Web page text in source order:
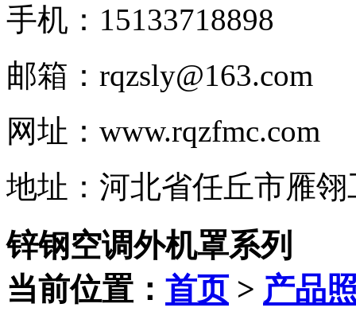
手机：15133718898
邮箱：rqzsly@163.com
网址：www.rqzfmc.com
地址：河北省任丘市雁
锌钢空调外机罩系列
当前位置： 首页> 产品